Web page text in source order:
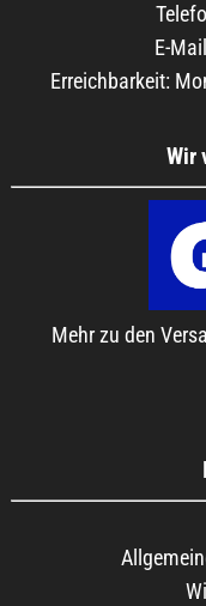
E-
Erreichbarkeit:
Wir
Mehr zu den